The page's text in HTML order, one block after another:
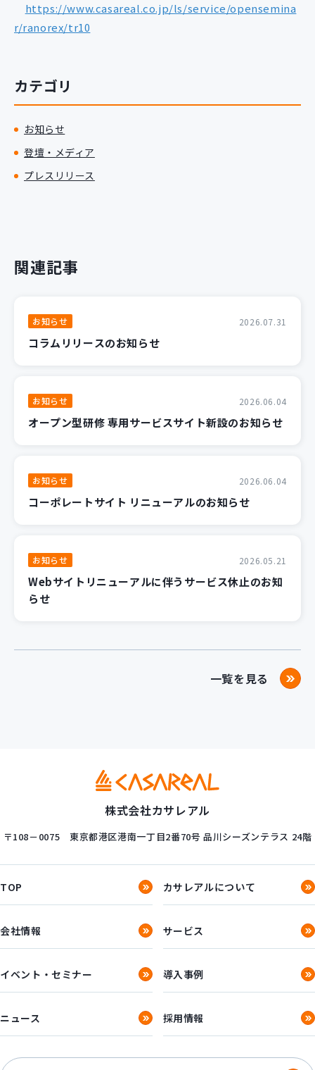
https://www.casareal.co.jp/ls/service/opensemina
r/ranorex/tr10
カテゴリ
お知らせ
登壇・メディア
プレスリリース
関連記事
お知らせ 2026.07.31
コラムリリースのお知らせ
お知らせ 2026.06.04
オープン型研修 専用サービスサイト新設のお知らせ
お知らせ 2026.06.04
コーポレートサイト リニューアルのお知らせ
お知らせ 2026.05.21
Webサイトリニューアルに伴うサービス休止のお知
らせ
一覧を見る
株式会社カサレアル
〒108－0075 東京都港区港南一丁目2番70号 品川シーズンテラス 24階
TOP カサレアルについて
会社情報 サービス
イベント・セミナー 導入事例
ニュース 採用情報